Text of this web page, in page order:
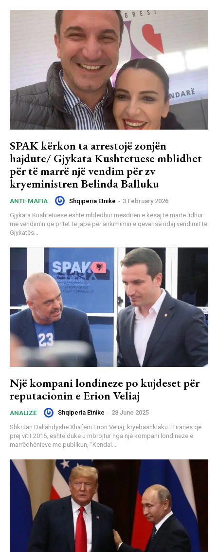
SPAK kërkon ta arrestojë zonjën
hajdute/ Gjykata Kushtetuese mblidhet
për të marrë një vendim për zv
kryeministren Belinda Balluku
ANTI-MAFIA Shqiperia Etnike - 3 February 2026
Gjykata Kushtetuese është mbledhur mesditën e kësaj të marte lidhur
me vendimin që pritet të japë për ankimimin e qeverisë ndaj vendimit të
Gjykatës...
Një kompani londineze po kujdeset për
reputacionin e Erion Veliaj
ANALIZË Shqiperia Etnike - 28 June 2025
Shkruan Dallandyshe Xhaferri Erion Veliaj, kryebashkiaku i Tiranës që
prej vitit 2015, është duke u mbrojtur nga një kompani londineze e
marrëdhënieve me publikun, “Kendal...